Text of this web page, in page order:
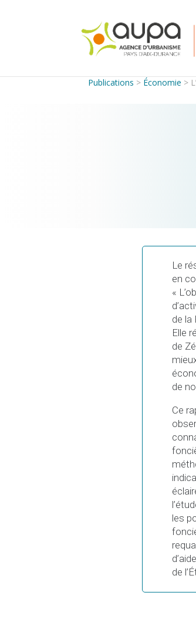
Publications > Économie >
Le
en
«
de la
Elle
de
de
Ce
les
de